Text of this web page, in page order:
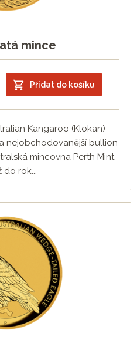
mince
Přidat do košíku
Kangaroo (Klokan)
nejobchodovanější bullion
mincovna Perth Mint,
do rok...